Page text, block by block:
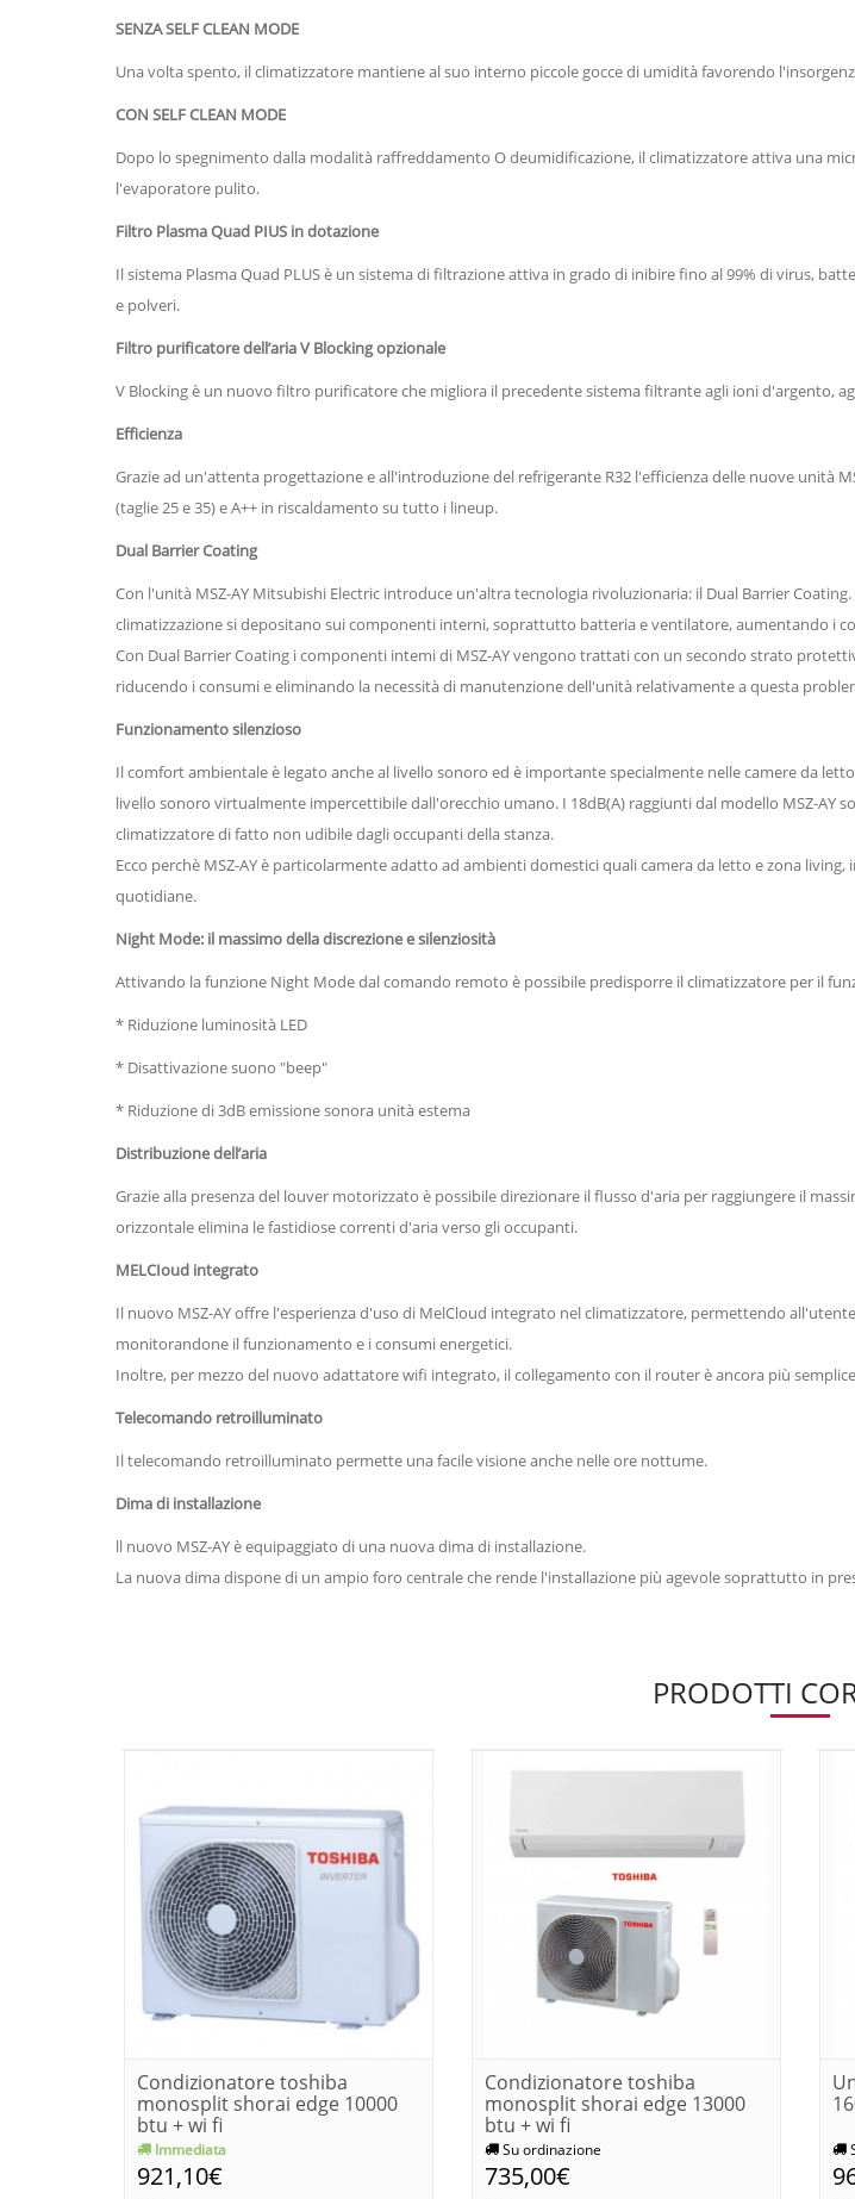
SENZA SELF CLEAN MODE
Una volta spento, il climatizzatore mantiene al suo interno piccole gocce di umidità favorendo
CON SELF CLEAN MODE
Dopo lo spegnimento dalla modalità raffreddamento O deumidificazione, il climatizzatore attiva una
l'evaporatore pulito.
Filtro Plasma Quad PIUS in dotazione
Il sistema Plasma Quad PLUS è un sistema di filtrazione attiva in grado di inibire fino al 99% di virus,
e polveri.
Filtro purificatore dell’aria V Blocking opzionale
V Blocking è un nuovo filtro purificatore che migliora il precedente sistema filtrante agli ioni d'argento,
Efficienza
Grazie ad un'attenta progettazione e all'introduzione del refrigerante R32 l'efficienza delle nuove unità
(taglie 25 e 35) e A++ in riscaldamento su tutto i lineup.
Dual Barrier Coating
Con l'unità MSZ-AY Mitsubishi Electric introduce un'altra tecnologia rivoluzionaria: il Dual Barrier
climatizzazione si depositano sui componenti interni, soprattutto batteria e ventilatore, aumentando i
Con Dual Barrier Coating i componenti intemi di MSZ-AY vengono trattati con un secondo strato
riducendo i consumi e eliminando la necessità di manutenzione dell'unità relativamente a questa
Funzionamento silenzioso
Il comfort ambientale è legato anche al livello sonoro ed è importante specialmente nelle camere da
livello sonoro virtualmente impercettibile dall'orecchio umano. I 18dB(A) raggiunti dal modello MSZ-AY
climatizzatore di fatto non udibile dagli occupanti della stanza.
Ecco perchè MSZ-AY è particolarmente adatto ad ambienti domestici quali camera da letto e zona
quotidiane.
Night Mode: il massimo della discrezione e silenziosità
Attivando la funzione Night Mode dal comando remoto è possibile predisporre il climatizzatore per il
* Riduzione luminosità LED
* Disattivazione suono "beep"
* Riduzione di 3dB emissione sonora unità estema
Distribuzione dell’aria
Grazie alla presenza del louver motorizzato è possibile direzionare il flusso d'aria per raggiungere il
orizzontale elimina le fastidiose correnti d'aria verso gli occupanti.
MELCIoud integrato
Il nuovo MSZ-AY offre l'esperienza d'uso di MelCloud integrato nel climatizzatore, permettendo
monitorandone il funzionamento e i consumi energetici.
Inoltre, per mezzo del nuovo adattatore wifi integrato, il collegamento con il router è ancora più
Telecomando retroilluminato
Il telecomando retroilluminato permette una facile visione anche nelle ore nottume.
Dima di installazione
ll nuovo MSZ-AY è equipaggiato di una nuova dima di installazione.
La nuova dima dispone di un ampio foro centrale che rende l'installazione più agevole soprattutto in
PRODOTTI
Condizionatore toshiba
monosplit shorai edge 10000
btu + wi fi
Immediata
921,10€
Condizionatore toshiba
monosplit shorai edge 13000
btu + wi fi
Su ordinazione
735,00€